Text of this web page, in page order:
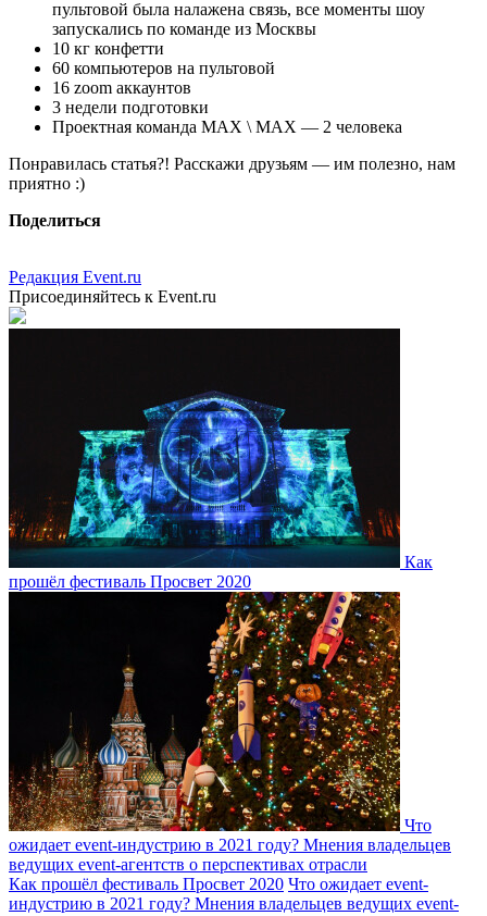
пультовой была налажена связь, все моменты шоу
запускались по команде из Москвы
10 кг конфетти
60 компьютеров на пультовой
16 zoom аккаунтов
3 недели подготовки
Проектная команда MAX \ MAX — 2 человека
Понравилась статья?! Расскажи друзьям — им полезно, нам
приятно :)
Поделиться
Редакция Event.ru
Присоединяйтесь к Event.ru
Как
прошёл фестиваль Просвет 2020
Что
ожидает event-индустрию в 2021 году? Мнения владельцев
ведущих event-агентств о перспективах отрасли
Как прошёл фестиваль Просвет 2020 Что ожидает event-
индустрию в 2021 году? Мнения владельцев ведущих event-